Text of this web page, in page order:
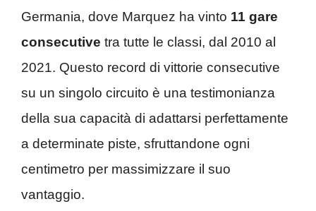
Germania, dove Marquez ha vinto 11 gare
consecutive tra tutte le classi, dal 2010 al
2021. Questo record di vittorie consecutive
su un singolo circuito è una testimonianza
della sua capacità di adattarsi perfettamente
a determinate piste, sfruttandone ogni
centimetro per massimizzare il suo
vantaggio.